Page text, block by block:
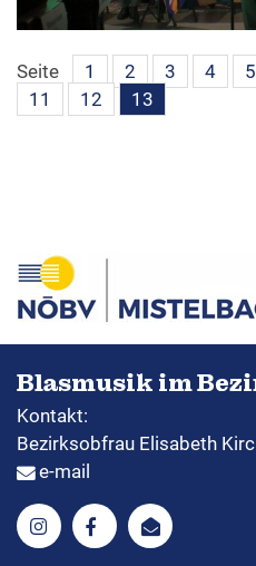
Seite 1 2 3 4 5
11
12 13
Blasmusik im
Kontakt:
Bezirksobfrau Elisabeth
e-mail